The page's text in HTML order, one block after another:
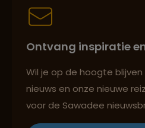
Persoonlijk en
Reizen met oog voor
Ontvang inspiratie
Wil je op de hoogte
nieuws en onze nieuwe
voor de Sawadee